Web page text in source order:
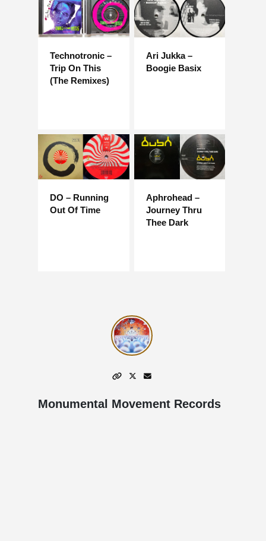
Technotronic –
Trip On This
(The Remixes)
Ari Jukka –
Boogie Basix
DO – Running
Out Of Time
Aphrohead –
Journey Thru
Thee Dark
Monumental Movement Records